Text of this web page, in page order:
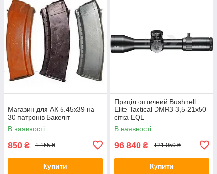
Магазин для АК 5.45х39 на
30 патронів Бакеліт
В наявності
850 ₴ 1 155 ₴
Купити
Приціл оптичний Bushnell
Elite Tactical DMR3 3,5-21x50
сітка EQL
В наявності
96 840 ₴ 121 050 ₴
Купити